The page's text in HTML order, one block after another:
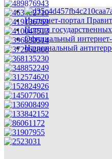
Интернет-портал
Портал
Официальный
Национальный